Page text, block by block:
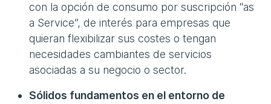
con la opción de consumo por suscripción “as
a Service”, de interés para empresas que
quieran flexibilizar sus costes o tengan
necesidades cambiantes de servicios
asociadas a su negocio o sector.
Sólidos fundamentos en el entorno de